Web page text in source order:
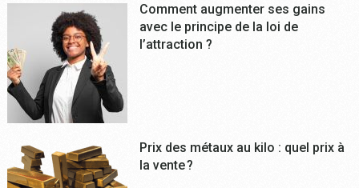
Comment augmenter ses gains
avec le principe de la loi de
l’attraction ?
Prix des métaux au kilo : quel prix à
la vente ?